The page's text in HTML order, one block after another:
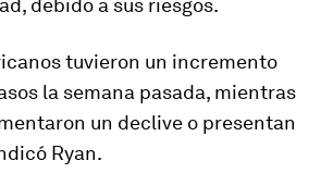
tuvieron un incremento
la semana pasada, mientras
un declive o presentan
Ryan.